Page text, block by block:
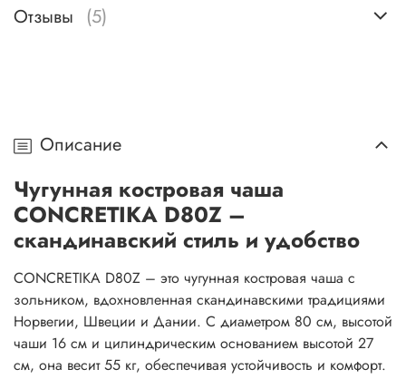
Отзывы (5)
Описание
Чугунная костровая чаша
CONCRETIKA D80Z –
скандинавский стиль и удобство
CONCRETIKA D80Z – это чугунная костровая чаша с
зольником, вдохновленная скандинавскими традициями
Норвегии, Швеции и Дании. С диаметром 80 см, высотой
чаши 16 см и цилиндрическим основанием высотой 27
см, она весит 55 кг, обеспечивая устойчивость и комфорт.